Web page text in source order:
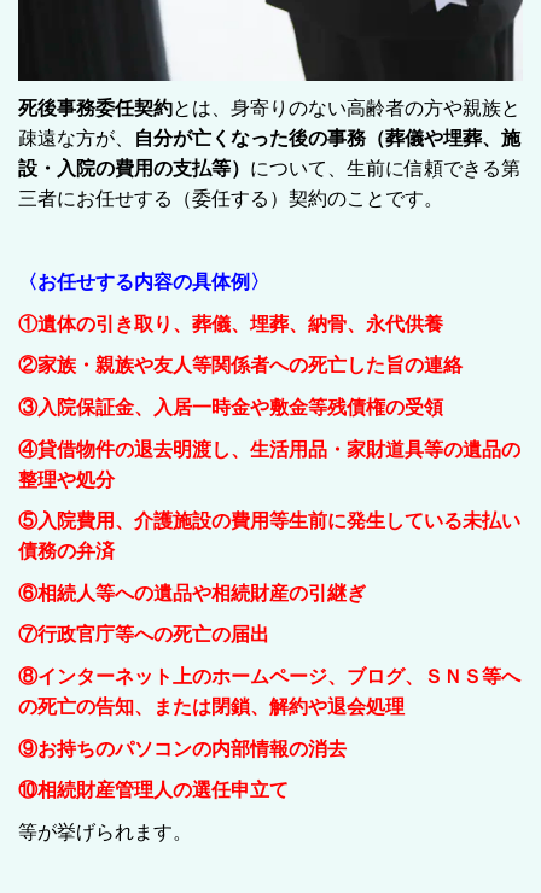
死後事務委任契約とは、身寄りのない高齢者の方や親族と
疎遠な方が、
自分が亡くなった後の事務（葬儀や埋葬、施
設・入院の費用の支払等） について、 生前に信頼できる第
三者にお任せする（委任する）契約のことです。
〈お任せする内容の具体例〉
①遺体の引き取り、葬儀、埋葬、納骨、永代供養
②家族・親族や友人等関係者への死亡した旨の連絡
③入院保証金、入居一時金や敷金等残債権の受領
④貸借物件の退去明渡し、生活用品・家財道具等の遺品の
整理や処分
⑤入院費用、介護施設の費用等生前に発生している未払い
債務の弁済
⑥相続人等への遺品や相続財産の引継ぎ
⑦行政官庁等への死亡の届出
⑧インターネット上のホームページ、ブログ、ＳＮＳ等へ
の死亡の告知、または閉鎖、解約や退会処理
⑨お持ちのパソコンの内部情報の消去
⑩相続財産管理人の選任申立て
等が挙げられます。